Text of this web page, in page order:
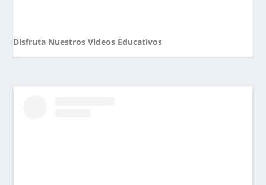
Disfruta Nuestros Videos Educativos